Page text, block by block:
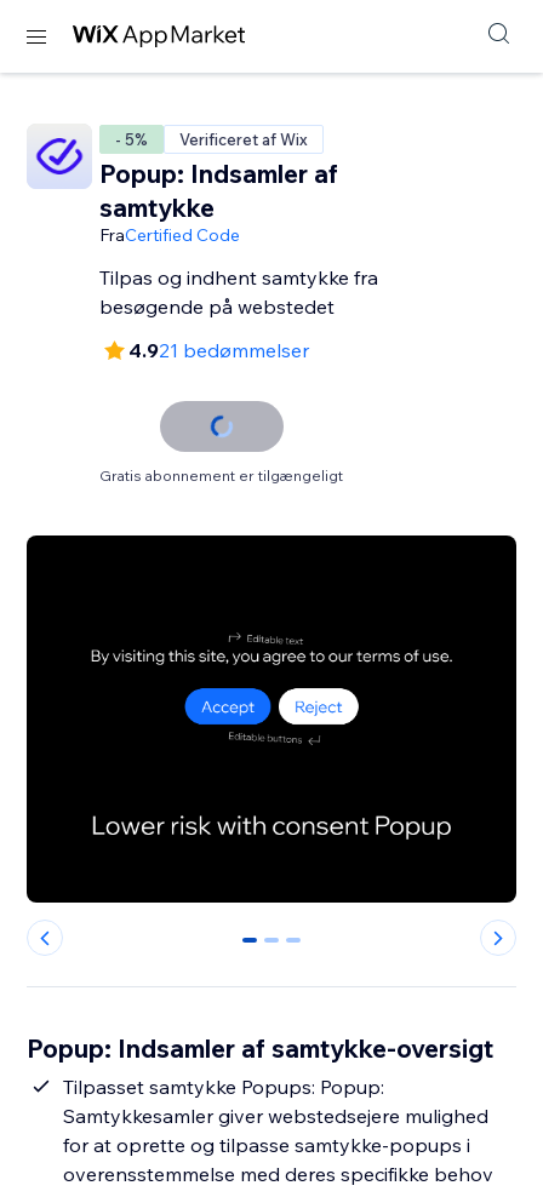
- 5% Verificeret af Wix
Popup: Indsamler af
samtykke
FraCertified Code
Tilpas og indhent samtykke fra
besøgende på webstedet
4.921 bedømmelser
Gratis abonnement er tilgængeligt
0 1 2
Popup: Indsamler af samtykke-oversigt
Tilpasset samtykke Popups: Popup:
Samtykkesamler giver webstedsejere mulighed
for at oprette og tilpasse samtykke-popups i
overensstemmelse med deres specifikke behov